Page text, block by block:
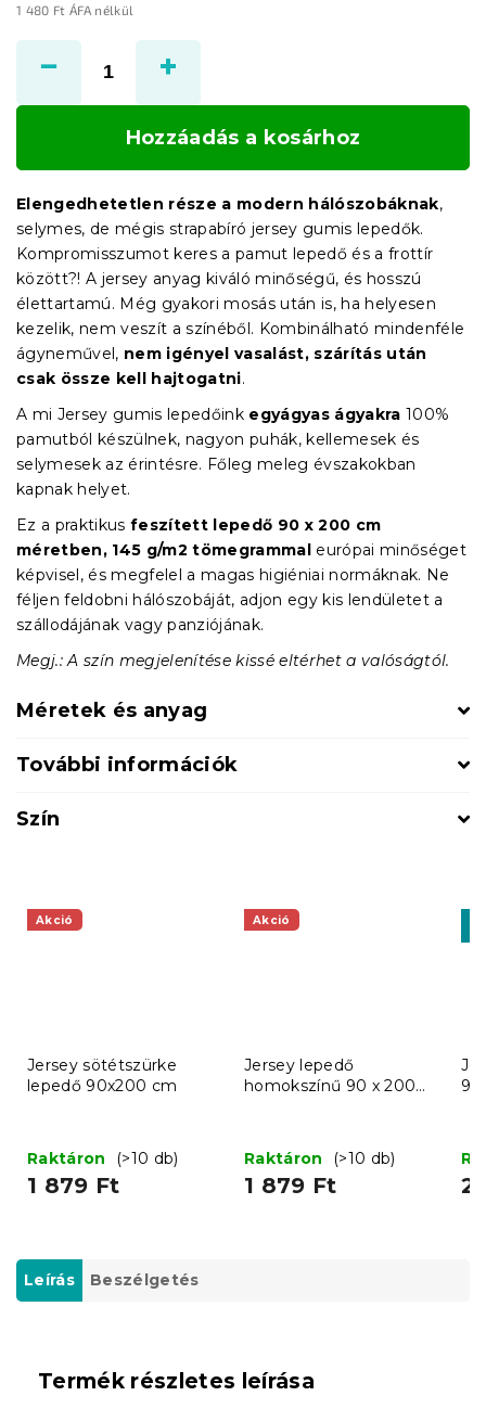
1 480 Ft ÁFA nélkül
Hozzáadás a kosárhoz
Elengedhetetlen része a modern hálószobáknak,
selymes, de mégis strapabíró jersey gumis lepedők.
Kompromisszumot keres a pamut lepedő és a frottír
között?! A jersey anyag kiváló minőségű, és hosszú
élettartamú. Még gyakori mosás után is, ha helyesen
kezelik, nem veszít a színéből. Kombinálható mindenféle
ágyneművel, nem igényel vasalást, szárítás után
csak össze kell hajtogatni.
A mi Jersey gumis lepedőink egyágyas ágyakra 100%
pamutból készülnek, nagyon puhák, kellemesek és
selymesek az érintésre. Főleg meleg évszakokban
kapnak helyet.
Ez a praktikus feszített lepedő 90 x 200 cm
méretben, 145 g/m2 tömegrammal európai minőséget
képvisel, és megfelel a magas higiéniai normáknak. Ne
féljen feldobni hálószobáját, adjon egy kis lendületet a
szállodájának vagy panziójának.
Megj.: A szín megjelenítése kissé eltérhet a valóságtól.
Méretek és anyag
További információk
Szín
Akció
Jersey sötétszürke
lepedő 90x200 cm
Raktáron (>10 db)
1 879 Ft
Akció
Jersey lepedő
homokszínű 90 x 200
Raktáron (>10 db)
1 879 Ft 2
Leírás Beszélgetés
Termék részletes leírása